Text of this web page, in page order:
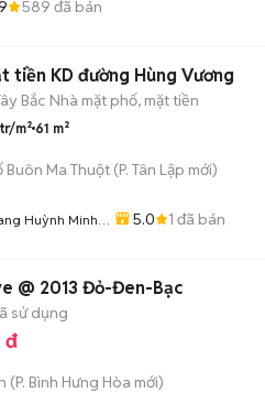
589 đã bán
tiền KD đường Hùng Vương
Bắc Nhà mặt phố, mặt tiền
m² 61 m²
Buôn Ma Thuột (P. Tân Lập mới)
Huỳnh Minh
5.0 1 đã bán
@ 2013 Đỏ-Đen-Bạc
sử dụng
đ
(P. Bình Hưng Hòa mới)